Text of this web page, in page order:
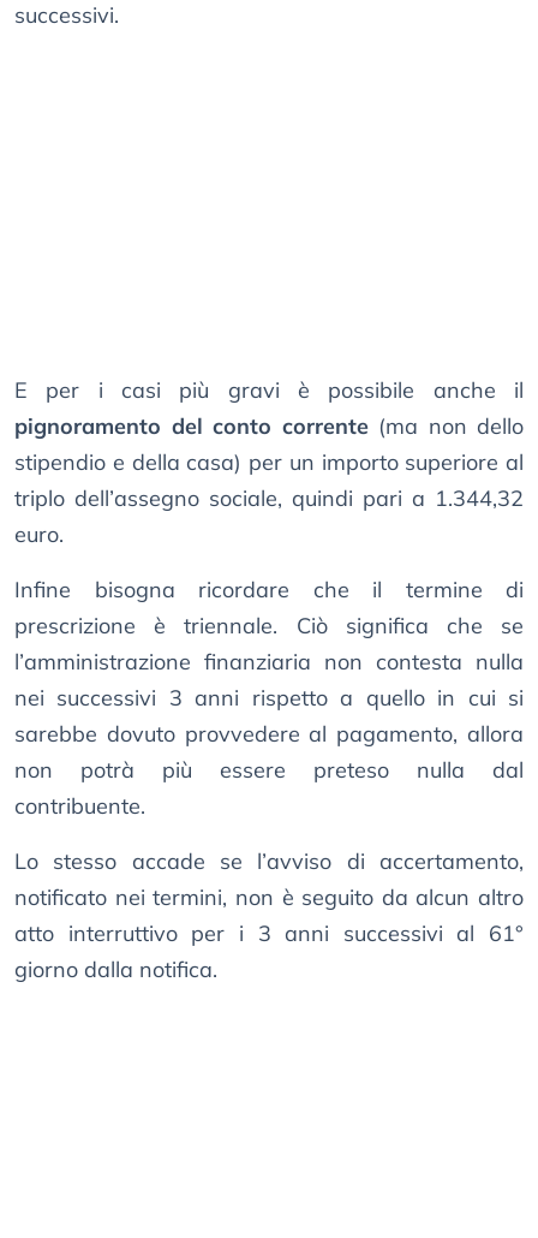
successivi.
E per i casi più gravi è possibile anche il
pignoramento del conto corrente(ma non dello
stipendio e della casa) per un importo superiore al
triplo dell’assegno sociale, quindi pari a 1.344,32
euro.
Infine bisogna ricordare che il termine di
prescrizione è triennale. Ciò significa che se
l’amministrazione finanziaria non contesta nulla
nei successivi 3 anni rispetto a quello in cui si
sarebbe dovuto provvedere al pagamento, allora
non potrà più essere preteso nulla dal
contribuente.
Lo stesso accade se l’avviso di accertamento,
notificato nei termini, non è seguito da alcun altro
atto interruttivo per i 3 anni successivi al 61°
giorno dalla notifica.